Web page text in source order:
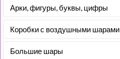
Арки, фигуры, буквы, цифры
Коробки с воздушными шарами
Большие шары